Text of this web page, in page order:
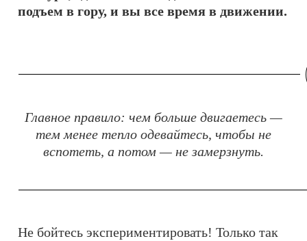
подъем в гору, и вы все время в движении.
Главное правило: чем больше двигаетесь —
тем менее тепло одевайтесь, чтобы не
вспотеть, а потом — не замерзнуть.
Не бойтесь экспериментировать! Только так